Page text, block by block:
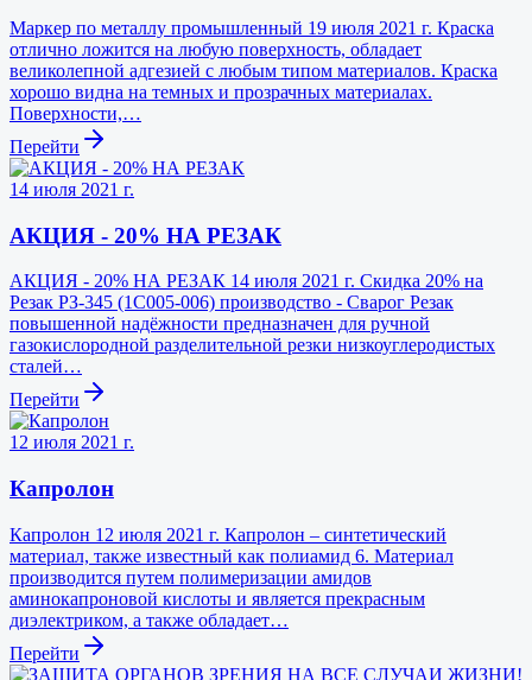
Маркер по металлу промышленный 19 июля 2021 г. Краска
отлично ложится на любую поверхность, обладает
великолепной адгезией с любым типом материалов. Краска
хорошо видна на темных и прозрачных материалах.
Поверхности,…
Перейти
14 июля 2021 г.
АКЦИЯ - 20% НА РЕЗАК
АКЦИЯ - 20% НА РЕЗАК 14 июля 2021 г. Скидка 20% на
Резак РЗ-345 (1С005-006) производство - Сварог Резак
повышенной надёжности предназначен для ручной
газокислородной разделительной резки низкоуглеродистых
сталей…
Перейти
12 июля 2021 г.
Капролон
Капролон 12 июля 2021 г. Капролон – синтетический
материал, также известный как полиамид 6. Материал
производится путем полимеризации амидов
аминокапроновой кислоты и является прекрасным
диэлектриком, а также обладает…
Перейти